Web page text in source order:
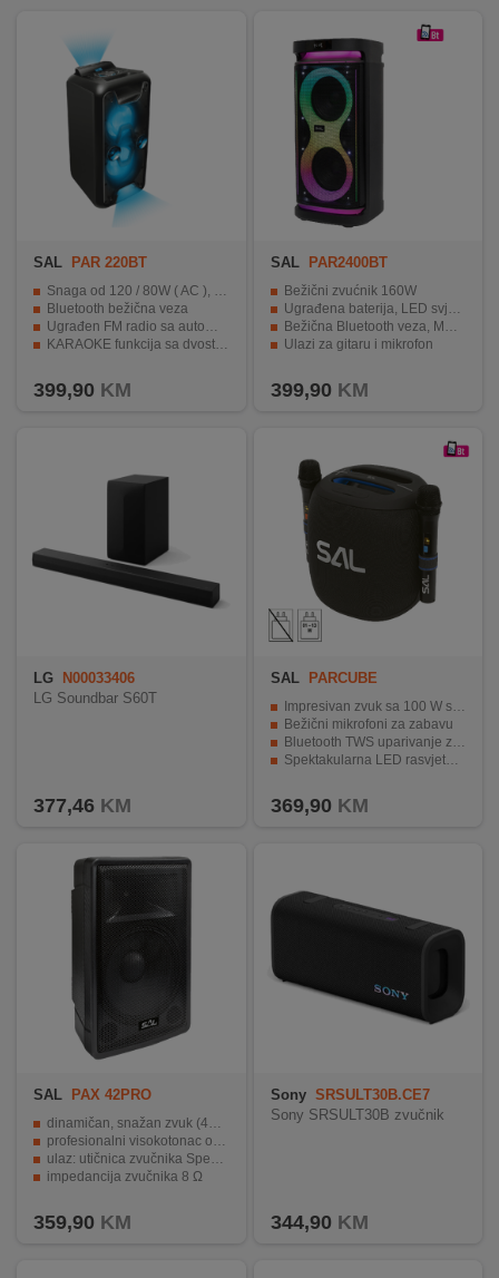
SAL PAR 220BT
Snaga od 120 / 80W ( AC ), 100 / 60 W ( DC )
Bluetooth bežična veza
Ugrađen FM radio sa automatskim traženjem stanica
KARAOKE funkcija sa dvostrukim AUX ulazom i ulazom za mikrofon
399,90 KM
SAL PAR2400BT
Bežični zvućnik 160W
Ugrađena baterija, LED svjetlosni efekti
Bežična Bluetooth veza, MP3 player, KARAOKE
Ulazi za gitaru i mikrofon
399,90 KM
LG
N00033406
LG Soundbar S60T
377,46 KM
SAL PARCUBE
Impresivan zvuk sa 100 W snage i pet zvučnika
Bežični mikrofoni za zabavu
Bluetooth TWS uparivanje za produženo stereo iskustvo
Spektakularna LED rasvjeta, opcionalni nosač za stalak
369,90 KM
SAL PAX 42PRO
dinamičan, snažan zvuk (400 W / 250 W)
profesionalni visokotonac od titana
ulaz: utičnica zvučnika Speakon
impedancija zvučnika 8 Ω
359,90 KM
Sony SRSULT30B.CE7
Sony SRSULT30B zvučnik
344,90 KM